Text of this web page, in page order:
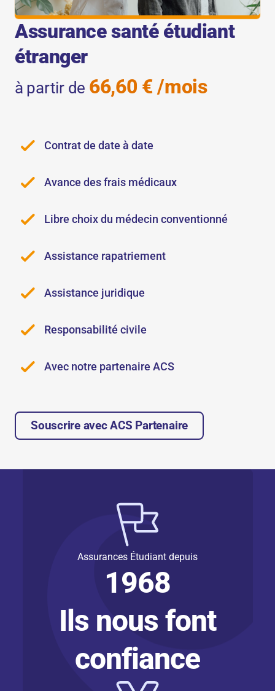
Assurance santé étudiant
étranger
à partir de 66,60 € /mois
Contrat de date à date
Avance des frais médicaux
Libre choix du médecin conventionné
Assistance rapatriement
Assistance juridique
Responsabilité civile
Avec notre partenaire ACS
Souscrire avec ACS Partenaire
Ils nous font
confiance
Assurances Étudiant depuis
1968